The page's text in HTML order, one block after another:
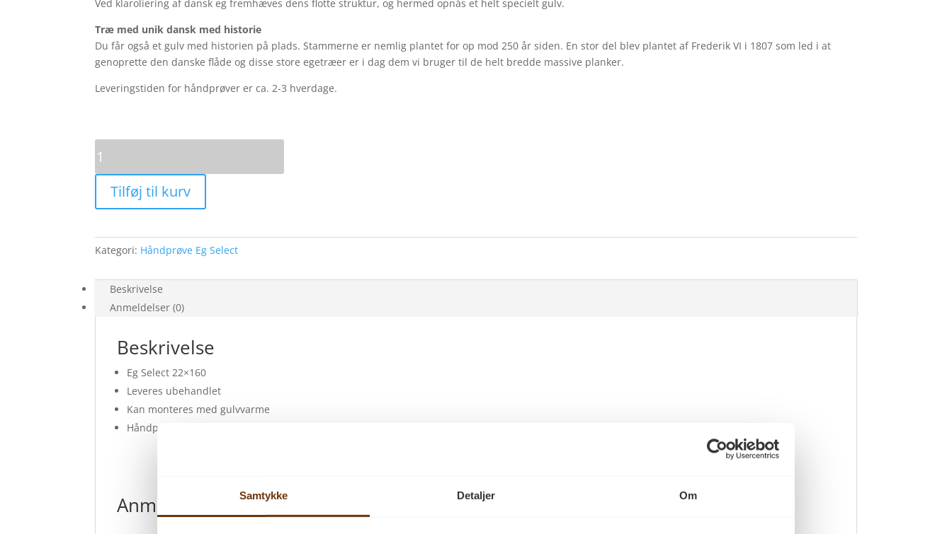
Samtykke Detaljer Om
Ved klaroliering af dansk eg fremhæves dens flotte struktur, og hermed opnås et helt specielt gulv.
Træ med unik dansk med historie
Du får også et gulv med historien på plads. Stammerne er nemlig plantet for op mod 250 år siden. En stor del blev plantet af Frederik VI i 1807 som led i at
genoprette den danske flåde og disse store egetræer er i dag dem vi bruger til de helt bredde massive planker.
Leveringstiden for håndprøver er ca. 2-3 hverdage.
Eg
Select
22x160
ubehandlet
Tilføj til kurv
Kategori: Håndprøve Eg Select
Beskrivelse
Anmeldelser (0)
Beskrivelse
Eg Select 22×160
Leveres ubehandlet
Kan monteres med gulvvarme
Håndprøve
Anmeldelser